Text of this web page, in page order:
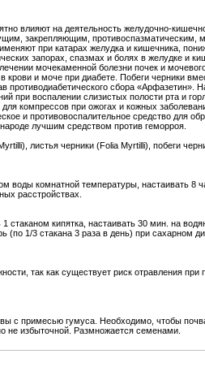
влияют на деятельность желудочно-
закрепляющим, противоспазматическим,
при катарах желудка и кишечника,
запорах, спазмах и болях в желудке и
мочекаменной болезни почек и
крови и моче при диабете. Побеги черники
противодиабетического сбора «Арфазетин».
при воспалении слизистых полости рта и
компрессов при ожогах и кожных
и противовоспалительное средство для
лучшим средством против геморроя.
листья черники (Folia Myrtilli), побеги
воды комнатной температуры, настаивать 8
расстройствах.
стаканом кипятка, настаивать 30 мин. на
(по 1/3 стакана 3 раза в день) при сахарном
так как существует риск отравления
с примесью гумуса. Необходимо, чтобы
не избыточной. Размножается семенами.